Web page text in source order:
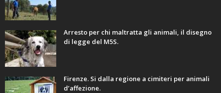
Arresto per chi maltratta gli animali, il disegno
di legge del M5S.
Firenze. Si dalla regione a cimiteri per animali
d’affezione.